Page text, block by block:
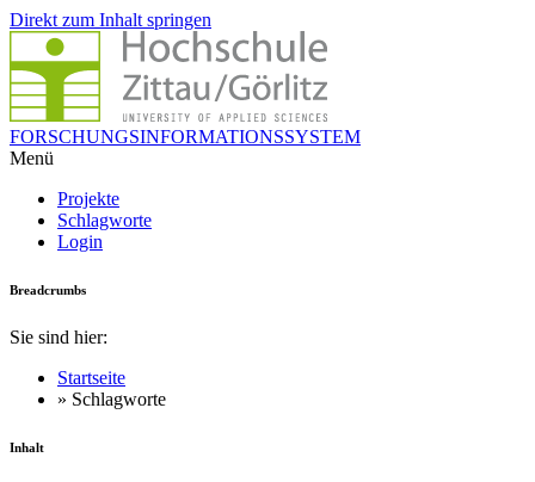
Direkt zum Inhalt springen
FORSCHUNGSINFORMATIONSSYSTEM
Menü
Projekte
Schlagworte
Login
Breadcrumbs
Sie sind hier:
Startseite
» Schlagworte
Inhalt